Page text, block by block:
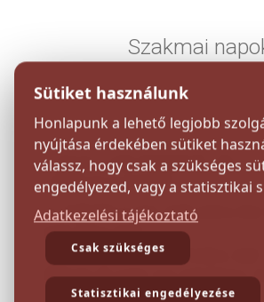
Szakmai
2025. OKTÓBER 28.
"ÚTVESZTŐ?"
A NÉPRAJZI MÚZEUM
MÚZEUMI
ÁLLOMÁNYVÉDELMI
PROGRAM SZAKMAI
Sütiket használunk
Honlapunk a lehető legjobb
nyújtása érdekében sütiket
válassz, hogy csak a szükséges
engedélyezed, vagy a statisztikai
Adatkezelési tájékoztató
Csak szükséges
Statisztikai engedélyezése